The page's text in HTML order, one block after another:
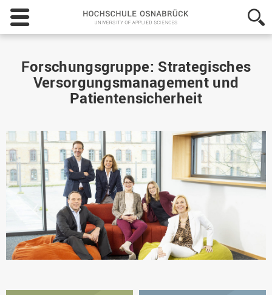
Hochschule
Osnabrück
-
Applied
Sciences
Forschungsgruppe: Strategisches
Versorgungsmanagement und
Patientensicherheit